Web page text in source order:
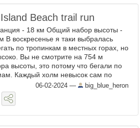
Beach trail run
- 18 км Общий набор высоты -
В воскресенье я таки выбралась
по тропинкам в местных горах, но
Вы не смотрите на 754 м
высоты, это потому что бегали по
Каждый холм невысок сам по
но в сумме таки набегает прилично.
нас ...
06-02-2024 — big_blue_heron